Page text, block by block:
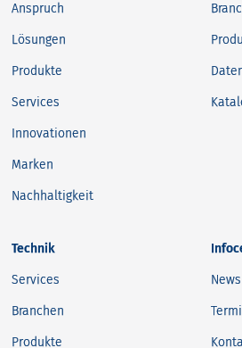
Anspruch
Lösungen
Produkte
Services
Innovationen
Marken
Nachhaltigkeit
Technik
Services
Branchen
Produkte
News